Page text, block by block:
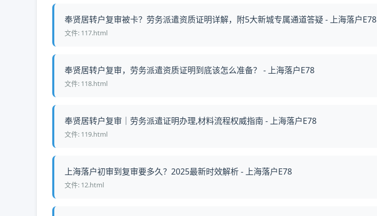
奉贤居转户复审被卡？劳务派遣资质证明详解，附5大新城专属通道答疑 - 上海落户E78
文件: 117.html
奉贤居转户复审，劳务派遣资质证明到底该怎么准备？ - 上海落户E78
文件: 118.html
奉贤居转户复审｜劳务派遣证明办理,材料流程权威指南 - 上海落户E78
文件: 119.html
上海落户初审到复审要多久？2025最新时效解析 - 上海落户E78
文件: 12.html